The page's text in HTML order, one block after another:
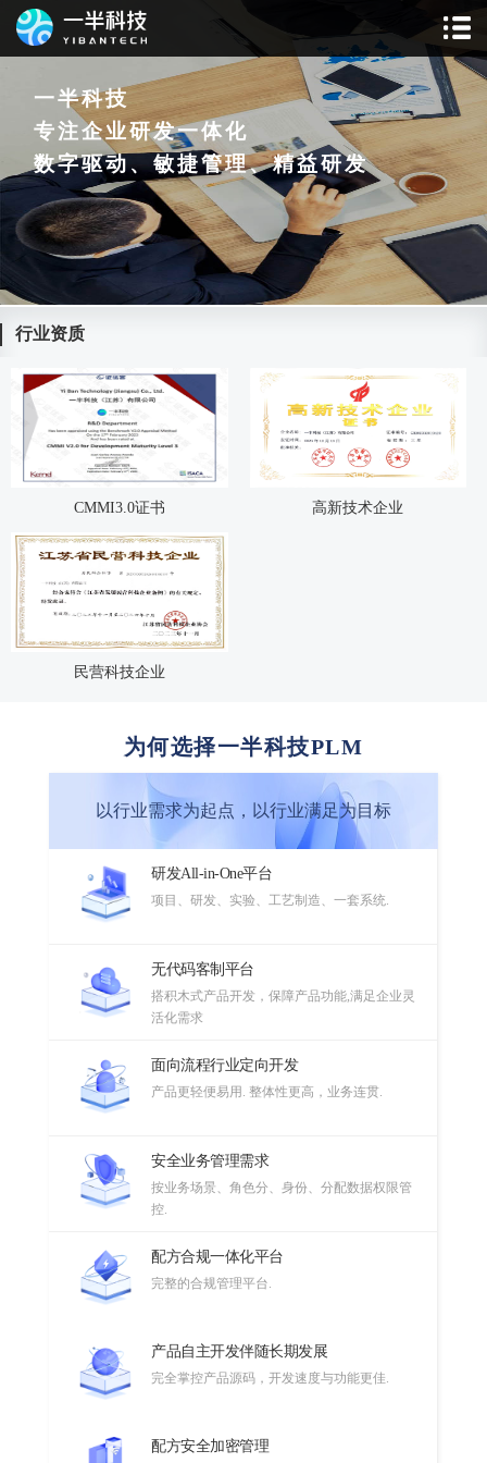
一半科技
专注企业研发一体化
数字驱动、敏捷管理、精益研发
行业资质
CMMI3.0证书 高新技术企业
民营科技企业
为何选择一半科技PLM
以行业需求为起点，以行业满足为目标
研发All-in-One平台
项目、研发、实验、工艺制造、一套系统.
无代码客制平台
搭积木式产品开发，保障产品功能,满足企业灵
活化需求
面向流程行业定向开发
产品更轻便易用. 整体性更高，业务连贯.
安全业务管理需求
按业务场景、角色分、身份、分配数据权限管
控.
配方合规一体化平台
完整的合规管理平台.
产品自主开发伴随长期发展
完全掌控产品源码，开发速度与功能更佳.
配方安全加密管理